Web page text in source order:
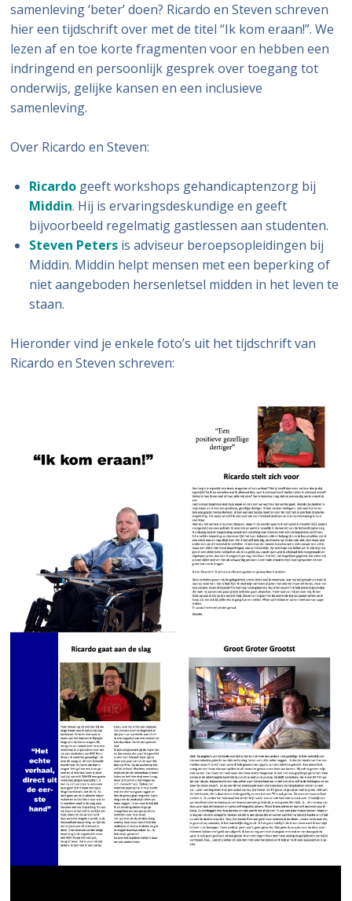
samenleving ‘beter’ doen? Ricardo en Steven schreven
hier een tijdschrift over met de titel “Ik kom eraan!”. We
lezen af en toe korte fragmenten voor en hebben een
indringend en persoonlijk gesprek over toegang tot
onderwijs, gelijke kansen en een inclusieve
samenleving.
Over Ricardo en Steven:
Ricardo geeft workshops gehandicaptenzorg bij
Middin. Hij is ervaringsdeskundige en geeft
bijvoorbeeld regelmatig gastlessen aan studenten.
Steven Peters is adviseur beroepsopleidingen bij
Middin. Middin helpt mensen met een beperking of
niet aangeboden hersenletsel midden in het leven te
staan.
Hieronder vind je enkele foto’s uit het tijdschrift van
Ricardo en Steven schreven: